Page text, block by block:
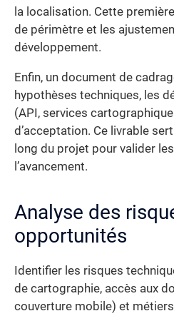
la localisation. Cette
de périmètre et les
développement.
Enfin, un document de
hypothèses techniques, les
(API, services
d’acceptation. Ce livrable
long du projet pour valider
l’avancement.
Analyse des
opportunités
Identifier les risques
de cartographie, accès aux
couverture mobile) et